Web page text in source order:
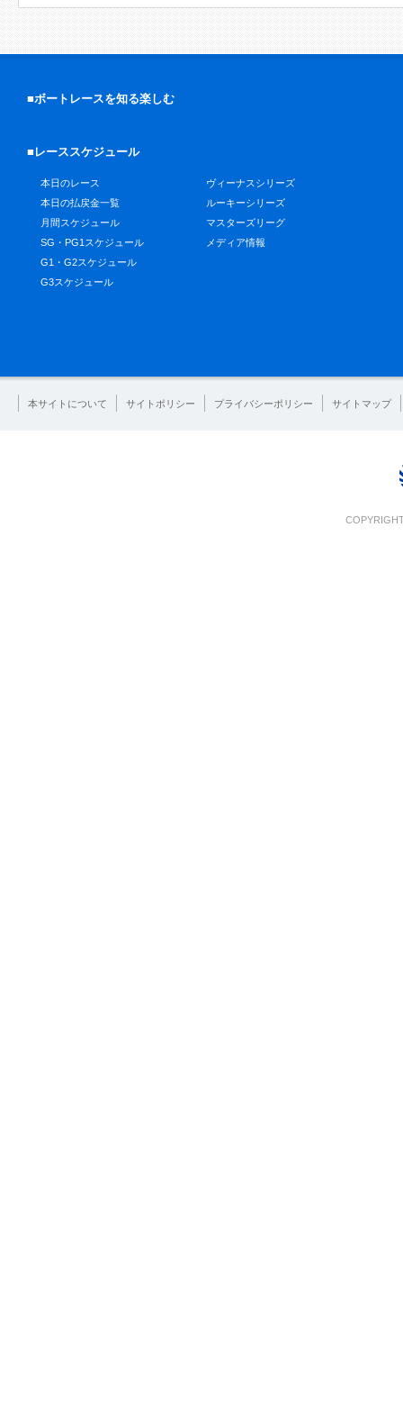
■ボートレースを知る楽しむ
■レーススケジュール
本日のレース
本日の払戻金一覧
月間スケジュール
SG・PG1スケジュール
G1・G2スケジュール
G3スケジュール
ヴィーナスシリーズ
ルーキーシリーズ
マスターズリーグ
メディア情報
本サイトについて サイトポリシー プライバシーポリシー サイトマップ